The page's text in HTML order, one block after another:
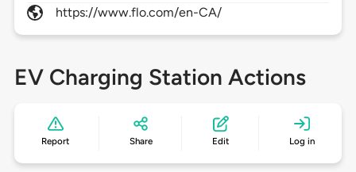
https://www.flo.com/en-CA/
EV Charging Station Actions
Report Share Edit Log in